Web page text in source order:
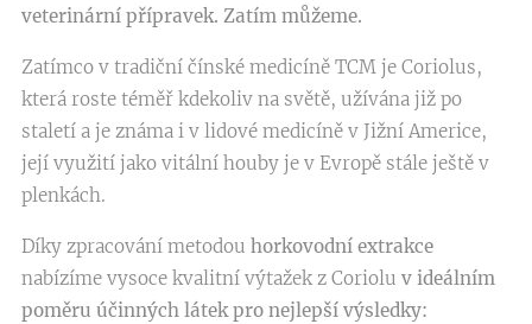
veterinární přípravek. Zatím můžeme.
Zatímco v tradiční čínské medicíně TCM je Coriolus,
která roste téměř kdekoliv na světě, užívána již po
staletí a je známa i v lidové medicíně v Jižní Americe,
její využití jako vitální houby je v Evropě stále ještě v
plenkách.
Díky zpracování metodou horkovodní extrakce
nabízíme vysoce kvalitní výtažek z Coriolu v ideálním
poměru účinných látek pro nejlepší výsledky: